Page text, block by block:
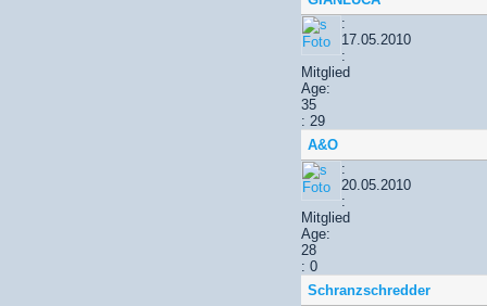
:
17.05.2010
:
Mitglied
Age:
35
: 29
A&O
:
20.05.2010
:
Mitglied
Age:
28
: 0
Schranzschredder